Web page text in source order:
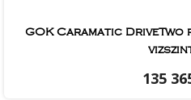
GOK Caramatic
135